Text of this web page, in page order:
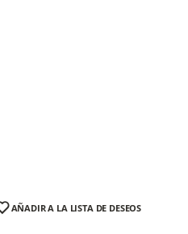
AÑADIR A LA LISTA DE DESEOS